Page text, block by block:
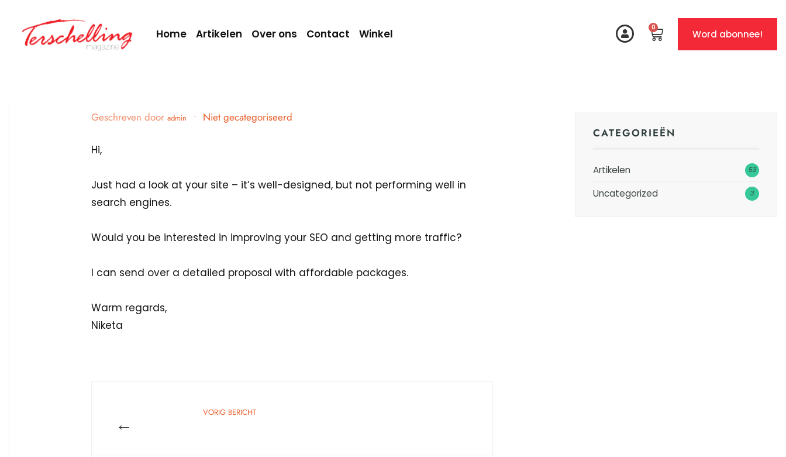
Home Artikelen Over ons Contact Winkel 0
Word abonnee!
Geschreven door admin • Niet gecategoriseerd
Hi,
Just had a look at your site – it’s well-designed, but not performing well in
search engines.
Would you be interested in improving your SEO and getting more traffic?
I can send over a detailed proposal with affordable packages.
Warm regards,
Niketa
←
VORIG BERICHT
CATEGORIEËN
Artikelen 53
Uncategorized 3